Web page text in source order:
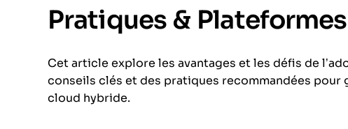
Pratiques &
Cet article explore les avantages et les défis de
conseils clés et des pratiques recommandées pour
cloud hybride.